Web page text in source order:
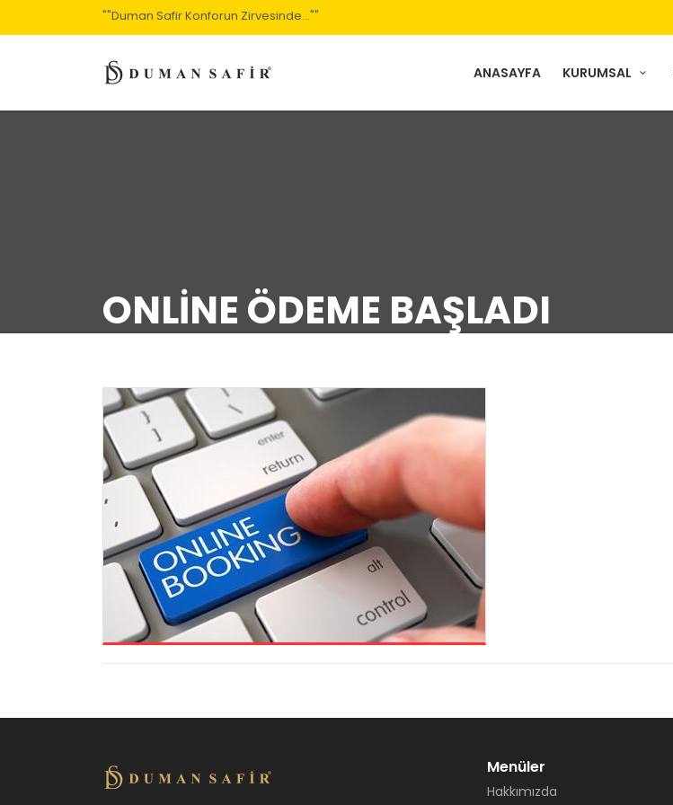
""Duman Safir Konforun Zirvesinde...""
ANASAYFA KURUMSAL
ONLINE ÖDEME BAŞLADI
Menüler
Hakkımızda